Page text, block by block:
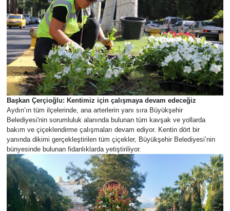
Başkan Çerçioğlu: Kentimiz için çalışmaya devam edeceğiz
Aydın’ın tüm ilçelerinde, ana arterlerin yanı sıra Büyükşehir
Belediyesi'nin sorumluluk alanında bulunan tüm kavşak ve yollarda
bakım ve çiçeklendirme çalışmaları devam ediyor. Kentin dört bir
yanında dikimi gerçekleştirilen tüm çiçekler, Büyükşehir Belediyesi’nin
bünyesinde bulunan fidanlıklarda yetiştiriliyor.